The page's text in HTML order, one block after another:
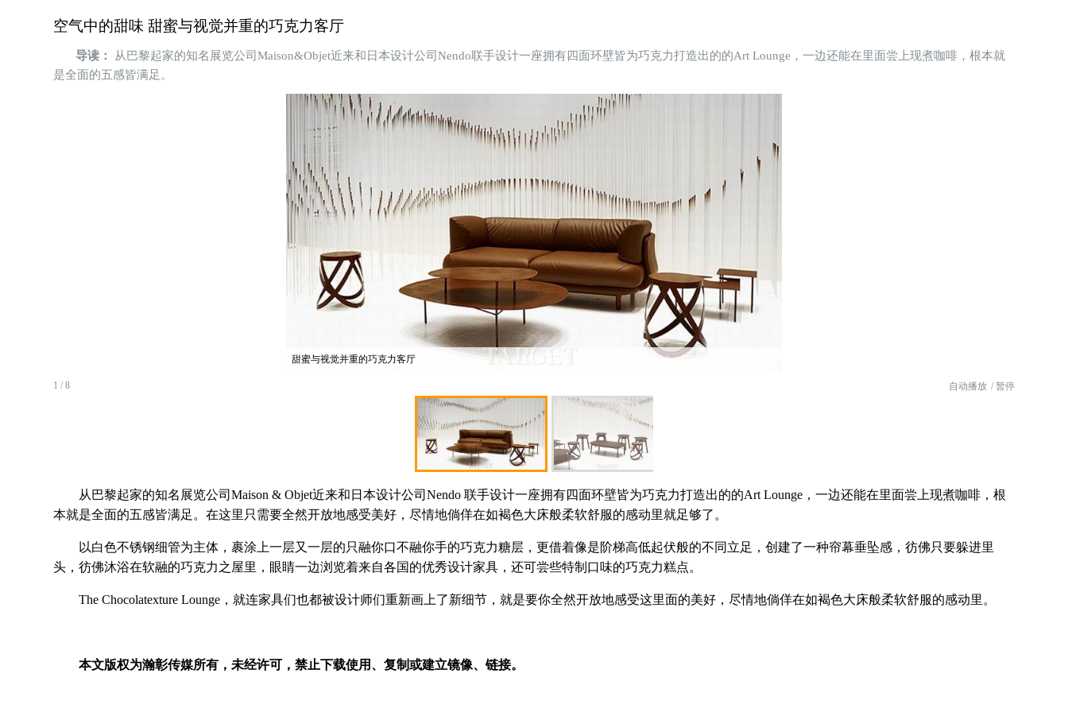
空气中的甜味 甜蜜与视觉并重的巧克力客厅
导读：
从巴黎起家的知名展览公司Maison&Objet近来和日本设计公司Nendo联手设计一座拥有四面环壁皆为巧克力打造出的的Art Lounge，一边还能在里面尝上现煮咖啡，根本就
是全面的五感皆满足。
甜蜜与视觉并重的巧克力客厅
1 / 8 自动播放 / 暂停
从巴黎起家的知名展览公司Maison & Objet近来和日本设计公司Nendo 联手设计一座拥有四面环壁皆为巧克力打造出的的Art Lounge，一边还能在里面尝上现煮咖啡，根
本就是全面的五感皆满足。在这里只需要全然开放地感受美好，尽情地倘佯在如褐色大床般柔软舒服的感动里就足够了。
以白色不锈钢细管为主体，裹涂上一层又一层的只融你口不融你手的巧克力糖层，更借着像是阶梯高低起伏般的不同立足，创建了一种帘幕垂坠感，彷佛只要躲进里
头，彷佛沐浴在软融的巧克力之屋里，眼睛一边浏览着来自各国的优秀设计家具，还可尝些特制口味的巧克力糕点。
The Chocolatexture Lounge，就连家具们也都被设计师们重新画上了新细节，就是要你全然开放地感受这里面的美好，尽情地倘佯在如褐色大床般柔软舒服的感动里。
本文版权为瀚彰传媒所有，未经许可，禁止下载使用、复制或建立镜像、链接。